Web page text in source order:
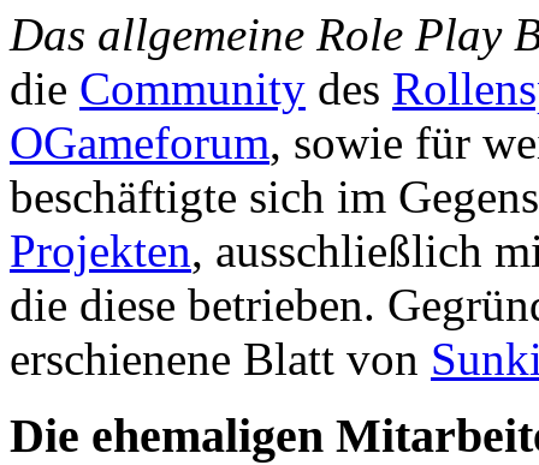
Das allgemeine Role Play
die Community des
OGameforum, sowie für
beschäftigte sich im
Projekten, ausschließlich
die diese betrieben.
erschienene Blatt von
Die ehemaligen